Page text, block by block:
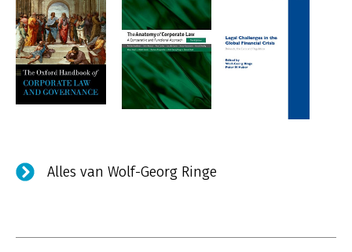
Alles van Wolf-Georg Ringe